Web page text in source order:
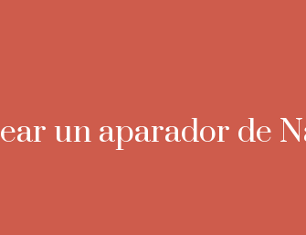
un aparador de